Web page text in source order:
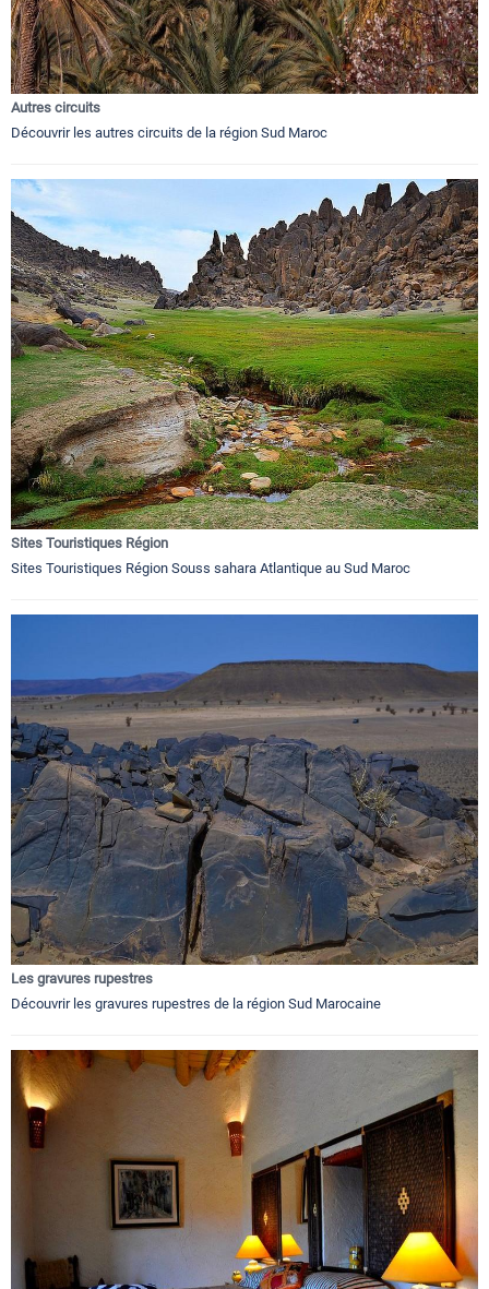
Autres circuits
Découvrir les autres circuits de la région Sud Maroc
Sites Touristiques Région
Sites Touristiques Région Souss sahara Atlantique au Sud Maroc
Les gravures rupestres
Découvrir les gravures rupestres de la région Sud Marocaine